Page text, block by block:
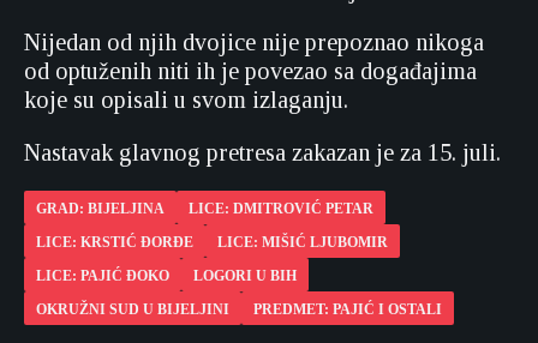
Nijedan od njih dvojice nije prepoznao nikoga
od optuženih niti ih je povezao sa događajima
koje su opisali u svom izlaganju.
Nastavak glavnog pretresa zakazan je za 15. juli.
GRAD: BIJELJINA
LICE: DMITROVIĆ PETAR
LICE: KRSTIĆ ĐORĐE
LICE: MIŠIĆ LJUBOMIR
LICE: PAJIĆ ĐOKO
LOGORI U BIH
OKRUŽNI SUD U BIJELJINI
PREDMET: PAJIĆ I OSTALI